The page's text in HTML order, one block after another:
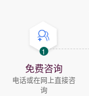
1
免费咨询
电话或在网上直接咨
询